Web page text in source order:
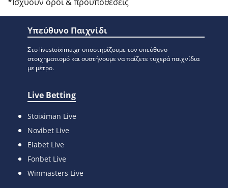
*Ισχύουν όροι & προϋποθέσεις
Υπεύθυνο Παιχνίδι
Στο livestoixima.gr υποστηρίζουμε τον υπεύθυνο
στοιχηματισμό και συστήνουμε να παίζετε τυχερά παιχνίδια
με μέτρο.
Live Betting
Stoiximan Live
Novibet Live
Elabet Live
Fonbet Live
Winmasters Live